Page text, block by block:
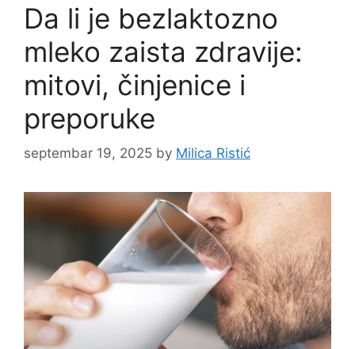
Da li je bezlaktozno
mleko zaista zdravije:
mitovi, činjenice i
preporuke
septembar 19, 2025 by Milica Ristić